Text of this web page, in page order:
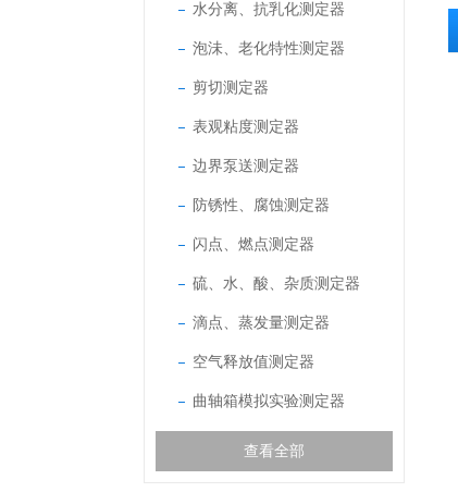
水分离、抗乳化测定器
泡沬、老化特性测定器
剪切测定器
表观粘度测定器
边界泵送测定器
防锈性、腐蚀测定器
闪点、燃点测定器
硫、水、酸、杂质测定器
滴点、蒸发量测定器
空气释放值测定器
曲轴箱模拟实验测定器
查看全部